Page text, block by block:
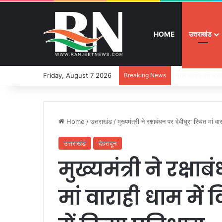
HOME उत्तराखंड
Friday, August 7 2026 Breaking News
Home /उत्तराखंड /मुख्यमंत्री ने रक्षाबंधन पर देवीधुरा स्थित मां
उत्तराखंड देहरादून
मुख्यमंत्री ने
मां वाराही धाम में